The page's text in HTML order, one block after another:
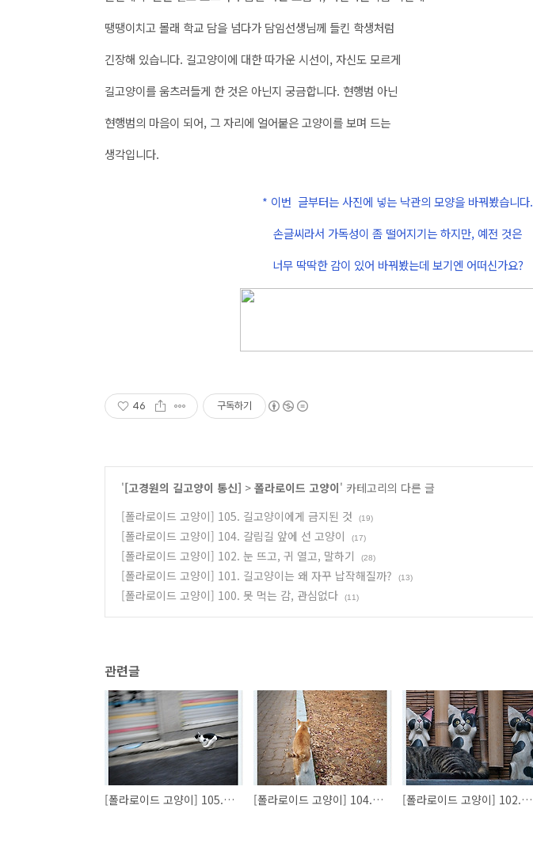
땡땡이치고 몰래 학교 담을 넘다가 담임선생님께 들킨 학생처럼
긴장해 있습니다. 길고양이에 대한 따가운 시선이, 자신도 모르게
길고양이를 움츠러들게 한 것은 아닌지 궁금합니다. 현행범 아닌
현행범의 마음이 되어, 그 자리에 얼어붙은 고양이를 보며 드는
생각입니다.
* 이번 글부터는 사진에 넣는 낙관의 모양을 바꿔봤습니다.
손글씨라서 가독성이 좀 떨어지기는 하지만, 예전 것은
너무 딱딱한감이 있어 바꿔봤는데 보기엔 어떠신가요?
46 구독하기
'[고경원의 길고양이 통신] > 폴라로이드 고양이' 카테고리의 다른 글
[폴라로이드 고양이] 105. 길고양이에게 금지된 것
(19)
[폴라로이드 고양이] 104. 갈림길 앞에 선 고양이 (17)
[폴라로이드 고양이] 102. 눈 뜨고, 귀 열고, 말하기 (28)
[폴라로이드 고양이] 101. 길고양이는 왜 자꾸 납작해질까? (13)
[폴라로이드 고양이] 100. 못 먹는 감, 관심없다 (11)
관련글
[폴라로이드 고양이] 105. 길고양이에게 금지된 것 [폴라로이드 고양이] 104. 갈림길 앞에 선 고양이 [폴라로이드 고양이] 102. 눈 뜨고, 귀 열고, 말하기